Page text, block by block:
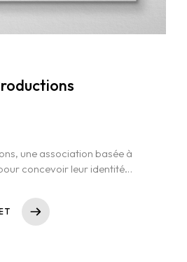
une association basée à
concevoir leur identité
j'ai également contribué à la
promotionnelles pour